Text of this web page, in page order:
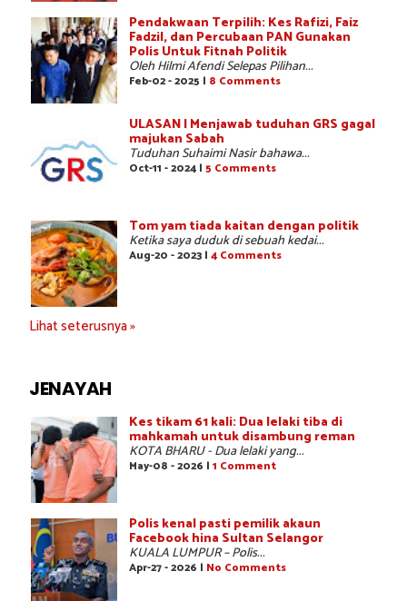
Pendakwaan Terpilih: Kes Rafizi, Faiz
Fadzil, dan Percubaan PAN Gunakan
Polis Untuk Fitnah Politik
Oleh Hilmi Afendi Selepas Pilihan...
Feb-02 - 2025 | 8 Comments
ULASAN | Menjawab tuduhan GRS gagal
majukan Sabah
Tuduhan Suhaimi Nasir bahawa...
Oct-11 - 2024 | 5 Comments
Tom yam tiada kaitan dengan politik
Ketika saya duduk di sebuah kedai...
Aug-20 - 2023 | 4 Comments
Lihat seterusnya »
JENAYAH
Kes tikam 61 kali: Dua lelaki tiba di
mahkamah untuk disambung reman
KOTA BHARU - Dua lelaki yang...
May-08 - 2026 | 1 Comment
Polis kenal pasti pemilik akaun
Facebook hina Sultan Selangor
KUALA LUMPUR – Polis...
Apr-27 - 2026 | No Comments